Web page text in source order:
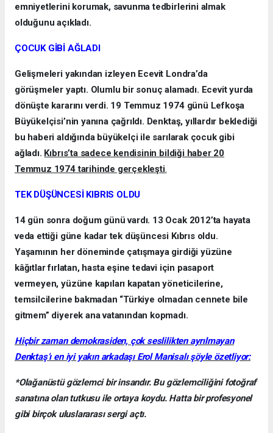
emniyetlerini korumak, savunma tedbirlerini almak
olduğunu açıkladı.
ÇOCUK GİBİ AĞLADI
Gelişmeleri yakından izleyen Ecevit Londra’da
görüşmeler yaptı. Olumlu bir sonuç alamadı. Ecevit yurda
dönüşte kararını verdi. 19 Temmuz 1974 günü Lefkoşa
Büyükelçisi’nin yanına çağrıldı. Denktaş, yıllardır beklediği
bu haberi aldığında büyükelçi ile sarılarak çocuk gibi
ağladı. Kıbrıs’ta sadece kendisinin bildiği haber 20
Temmuz 1974 tarihinde gerçekleşti.
TEK DÜŞÜNCESİ KIBRIS OLDU
14 gün sonra doğum günü vardı. 13 Ocak 2012’ta hayata
veda ettiği güne kadar tek düşüncesi Kıbrıs oldu.
Yaşamının her döneminde çatışmaya girdiği yüzüne
kâğıtlar fırlatan, hasta eşine tedavi için pasaport
vermeyen, yüzüne kapıları kapatan yöneticilerine,
temsilcilerine bakmadan “Türkiye olmadan cennete bile
gitmem” diyerek ana vatanından kopmadı.
Hiçbir zaman demokrasiden, çok seslilikten ayrılmayan
Denktaş’ı en iyi yakın arkadaşı Erol Manisalı şöyle özetliyor:
*Olağanüstü gözlemci bir insandır. Bu gözlemciliğini fotoğraf
sanatına olan tutkusu ile ortaya koydu. Hatta bir profesyonel
gibi birçok uluslararası sergi açtı.